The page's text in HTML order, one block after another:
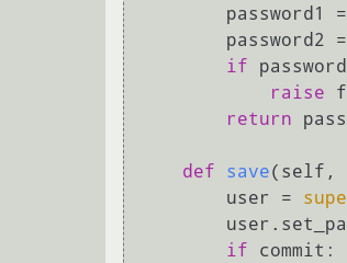
        password1 =
        password2 =
if
raise
return
def save( self,
        user =
if commit: